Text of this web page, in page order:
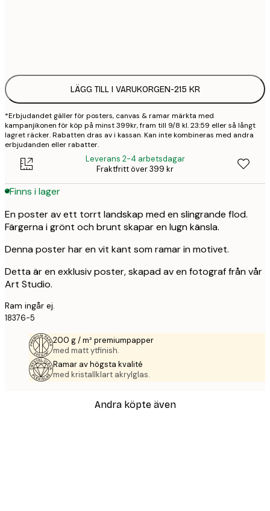
LÄGG TILL I VARUKORGEN-215 KR
*Erbjudandet gäller för posters, canvas & ramar märkta med
kampanjikonen för köp på minst 399kr, fram till 9/8 kl. 23:59 eller så långt
lagret räcker. Rabatten dras av i kassan. Kan inte kombineras med andra
erbjudanden eller rabatter.
Leverans 2-4 arbetsdagar
Fraktfritt över 399 kr
Finns i lager
En poster av ett torrt landskap med en slingrande flod.
Färgerna i grönt och brunt skapar en lugn känsla.
Denna poster har en vit kant som ramar in motivet.
Detta är en exklusiv poster, skapad av en fotograf från vår
Art Studio.
Ram ingår ej.
18376-5
200 g / m² premiumpapper
med matt ytfinish.
Ramar av högsta kvalité
med kristallklart akrylglas.
Andra köpte även